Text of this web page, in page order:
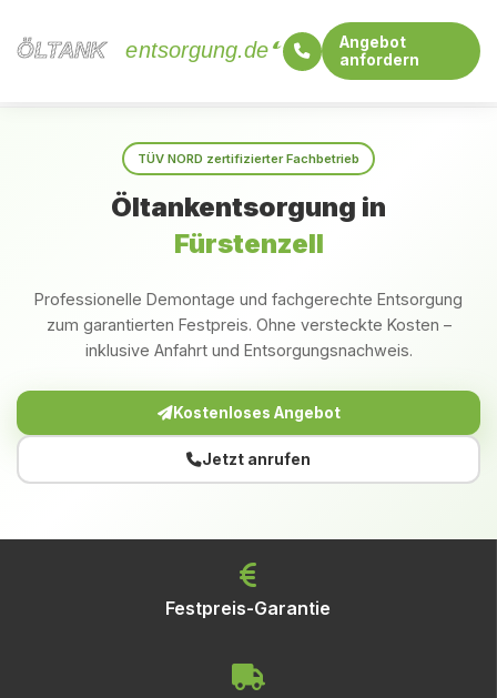
ÖLTANK
ÖLTANK entsorgung.de
Angebot
anfordern
TÜV NORD zertifizierter Fachbetrieb
Öltankentsorgung in
Fürstenzell
Professionelle Demontage und fachgerechte Entsorgung
zum garantierten Festpreis. Ohne versteckte Kosten –
inklusive Anfahrt und Entsorgungsnachweis.
Kostenloses Angebot
Jetzt anrufen
Festpreis-Garantie